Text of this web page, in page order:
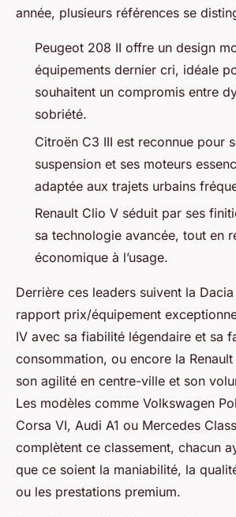
année, plusieurs références se
Peugeot 208 II offre un design
équipements dernier cri, idéale
souhaitent un compromis entre
sobriété.
Citroën C3 III est reconnue pour
suspension et ses moteurs
adaptée aux trajets urbains
Renault Clio V séduit par ses
sa technologie avancée, tout en
économique à l’usage.
Derrière ces leaders suivent la
rapport prix/équipement
IV avec sa fiabilité légendaire et sa
consommation, ou encore la
son agilité en centre-ville et son
Les modèles comme Volkswagen
Corsa VI, Audi A1 ou Mercedes
complètent ce classement, chacun
que ce soient la maniabilité, la
ou les prestations premium.